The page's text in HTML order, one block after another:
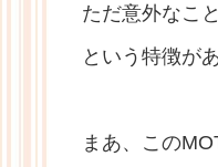
ただ意外なこ
という特徴が
まあ、この